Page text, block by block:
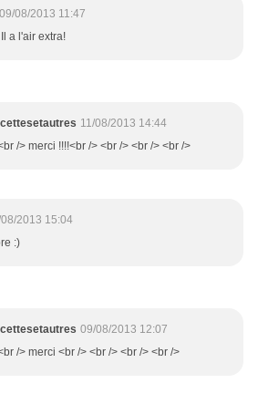
09/08/2013 11:47
a l'air extra!
11/08/2013 14:44
/> merci !!!!<br /> <br /> <br /> <br />
2013 15:04
:)
09/08/2013 12:07
/> merci <br /> <br /> <br /> <br />